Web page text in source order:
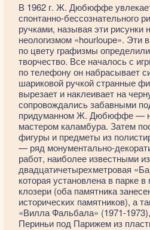
В 1962 г. Ж. Дюбюффе
спонтанно-бессознательного
ручками, называя эти
неологизмом «hourloupe». Эти
по цвету графизмы
творчество. Все началось с
по телефону он набрасывает
шариковой ручкой странные
вырезает и наклеивает на
сопровождались забавными
придуманном Ж. Дюбюффе —
мастером каламбура. Затем
фигуры и предметы из
— ряд монументально-
работ, наиболее известными
двадцатичетырехметровая
которая установлена в парке
клозери (оба памятника
исторических памятников), а
«Вилла Фальбала» (1971-
Периньи под Парижем из